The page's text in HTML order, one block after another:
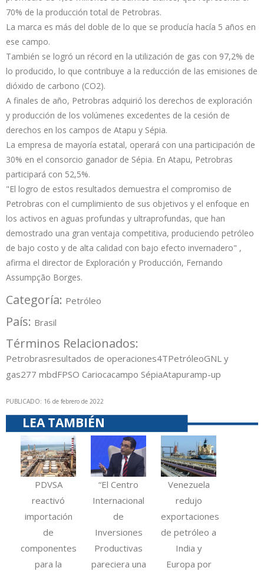
70% de la producción total de Petrobras.
La marca es más del doble de lo que se producía hacía 5 años en
ese campo.
También se logró un récord en la utilización de gas con 97,2% de
lo producido, lo que contribuye a la reducción de las emisiones de
dióxido de carbono (CO2).
A finales de año, Petrobras adquirió los derechos de exploración
y producción de los volúmenes excedentes de la cesión de
derechos en los campos de Atapu y Sépia.
La empresa de mayoría estatal, operará con una participación de
30% en el consorcio ganador de Sépia. En Atapu, Petrobras
participará con 52,5%.
"El logro de estos resultados demuestra el compromiso de
Petrobras con el cumplimiento de sus objetivos y el enfoque en
los activos en aguas profundas y ultraprofundas, que han
demostrado una gran ventaja competitiva, produciendo petróleo
de bajo costo y de alta calidad con bajo efecto invernadero" ,
afirma el director de Exploración y Producción, Fernando
Assumpção Borges.
Categoría: Petróleo
País: Brasil
Términos Relacionados:
Petrobrasresultados de operaciones4TPetróleoGNL y
gas277 mbdFPSO Cariocacampo SépiaAtapuramp-up
PUBLICADO: 16 de febrero de 2022
LEA TAMBIÉN
PDVSA
reactivó
importación
de
componentes
para la
“El Centro
Internacional
de
Inversiones
Productivas
pareciera una
Venezuela
redujo
exportaciones
de petróleo a
India y
Europa por